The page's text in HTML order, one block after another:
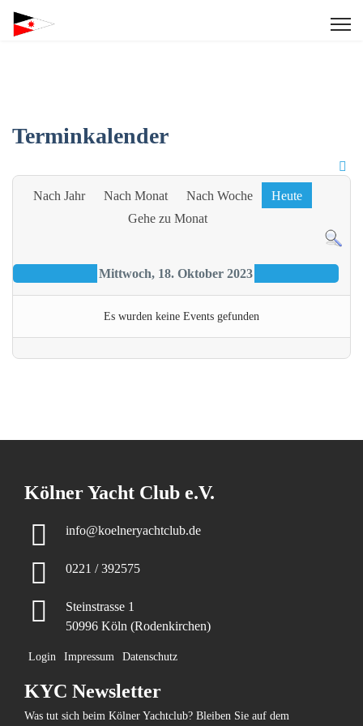
Terminkalender
Nach Jahr Nach Monat Nach Woche
Heute
Gehe zu Monat
Mittwoch, 18. Oktober 2023
Es wurden keine Events gefunden
Kölner Yacht Club e.V.
info@koelneryachtclub.de
0221 / 392575
Steinstrasse 1
50996 Köln (Rodenkirchen)
Login Impressum Datenschutz
KYC Newsletter
Was tut sich beim Kölner Yachtclub? Bleiben Sie auf dem